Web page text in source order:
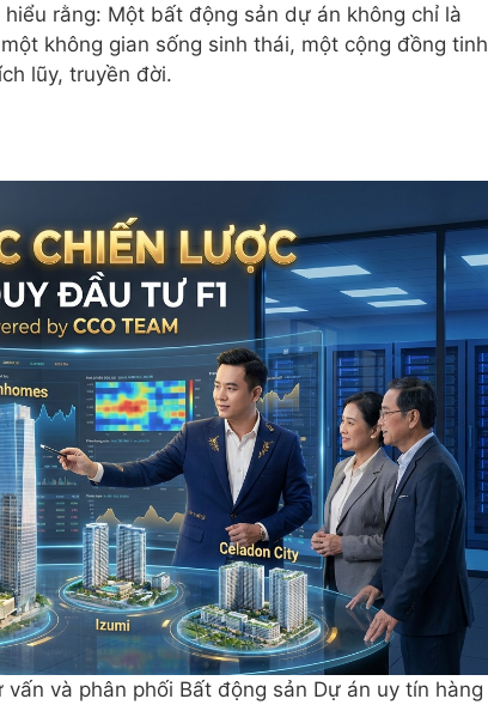
rằng: Một bất động sản dự án không chỉ là
không gian sống sinh thái, một cộng đồng tinh
lũy, truyền đời.
và phân phối Bất động sản Dự án uy tín hàng